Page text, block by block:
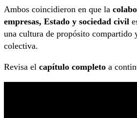
Ambos coincidieron en que la
empresas, Estado y sociedad civil
una cultura de propósito compartido
colectiva.
Revisa el capítulo completo a